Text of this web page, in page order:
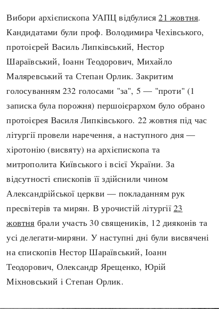
Вибори архієпископа УАПЦ відбулися21 жовтня.
Кандидатами були проф. Володимира Чехівського,
протоієрей Василь Липківський, Нестор
Шараївський, Іоанн Теодорович, Михайло
Маляревський та Степан Орлик. Закритим
голосуванням 232 голосами "за", 5 — "проти" (1
записка була порожня) першоієрархом було обрано
протоієрея Василя Липківського. 22 жовтня під час
літургії провели наречення, а наступного дня —
хіротонію (висвяту) на архієпископа та
митрополита Київського і всієї України. За
відсутності єпископів її здійснили чином
Александрійської церкви — покладанням рук
пресвітерів та мирян. В урочистій літургії23
жовтня брали участь 30 священиків, 12 дияконів та
усі делегати-миряни. У наступні дні були висвячені
на єпископів Нестор Шараївський, Іоанн
Теодорович, Олександр Ярещенко, Юрій
Міхновський і Степан Орлик.